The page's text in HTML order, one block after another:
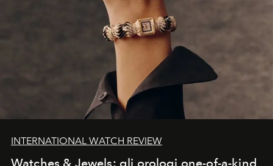
INTERNATIONAL WATCH REVIEW
Watches & Jewels: gli orologi one-of-a-kind